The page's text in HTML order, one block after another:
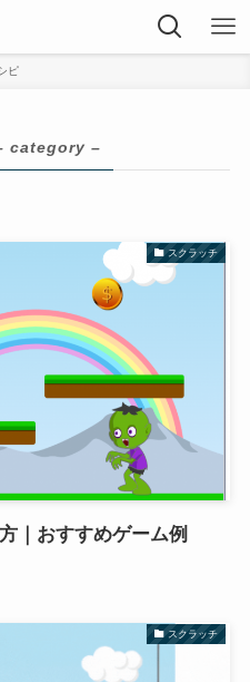
ピ
category –
スクラッチ
｜おすすめゲーム例
スクラッチ